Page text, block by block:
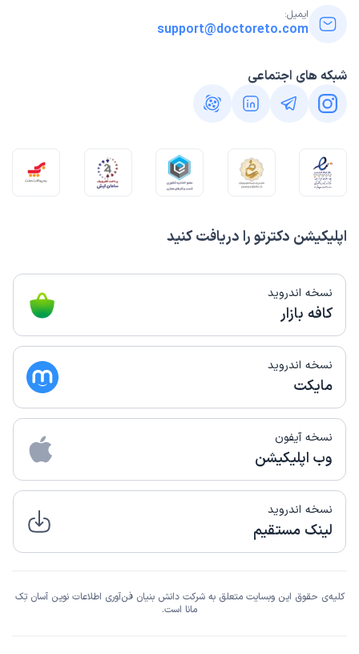
اپلیکیشن دکترتو را دریافت کنید
نسخه اندروید
کافه بازار
نسخه اندروید
مایکت
نسخه آیفون
وب اپلیکیشن
نسخه اندروید
لینک مستقیم
ایمیل:
support@doctoreto.com
شبکه های اجتماعی
کلیه‌ی حقوق این وبسایت متعلق به شرکت دانش بنیان فن‌آوری اطلاعات نوین آسان تِک
مانا است.